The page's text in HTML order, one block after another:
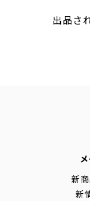
出品さ
新
新